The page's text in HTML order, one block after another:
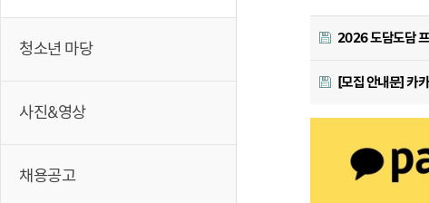
청소년 마당
사진&영상
채용공고
2026 도담도담
[모집 안내문] 카